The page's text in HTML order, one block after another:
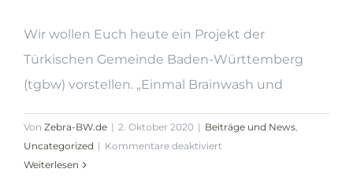
Wir wollen Euch heute ein Projekt der
Türkischen Gemeinde Baden-Württemberg
(tgbw) vorstellen. „Einmal Brainwash und
Von Zebra-BW.de | 2. Oktober 2020 | Beiträge und News,
Uncategorized | Kommentare deaktiviert
Weiterlesen